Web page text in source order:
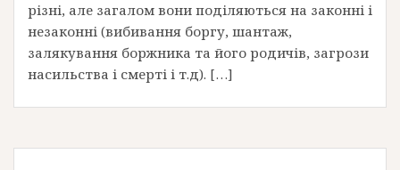
різні, але загалом вони поділяються на законні і
незаконні (вибивання боргу, шантаж,
залякування боржника та його родичів, загрози
насильства і смерті і т.д). […]